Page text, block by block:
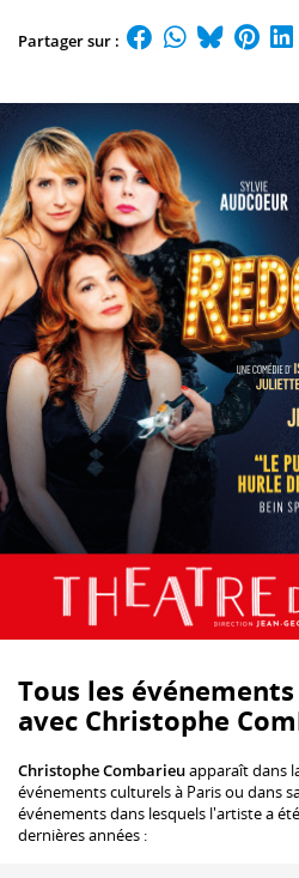
Partager sur :
Tous les
avec Christophe
Christophe Combarieuapparaît dans
événements culturels à Paris ou dans
événements dans lesquels l'artiste a
dernières années :